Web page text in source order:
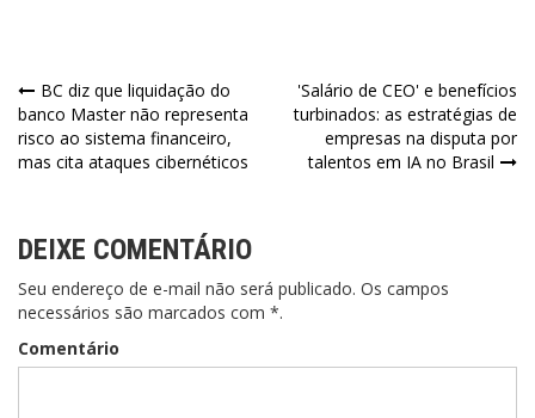
Navegação
de
Post
BC diz que liquidação do
banco Master não representa
risco ao sistema financeiro,
mas cita ataques cibernéticos
'Salário de CEO' e benefícios
turbinados: as estratégias de
empresas na disputa por
talentos em IA no Brasil
DEIXE COMENTÁRIO
Seu endereço de e-mail não será publicado. Os campos
necessários são marcados com *.
Comentário